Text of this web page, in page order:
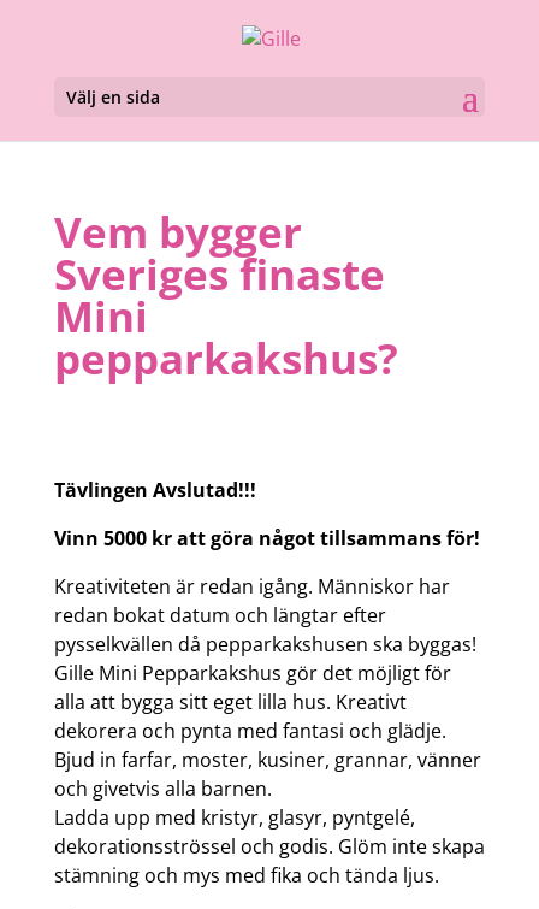
Välj en sida
Vem bygger
Sveriges finaste
Mini
pepparkakshus?
Tävlingen Avslutad!!!
Vinn 5000 kr att göra något tillsammansför!
Kreativiteten är redan igång. Människor har
redan bokat datum och längtar efter
pysselkvällen då pepparkakshusen ska byggas!
Gille Mini Pepparkakshus gör det möjligt för
alla att bygga sitt eget lilla hus. Kreativt
dekorera och pynta med fantasi och glädje.
Bjud in farfar, moster, kusiner, grannar, vänner
och givetvis alla barnen.
Ladda upp med kristyr, glasyr, pyntgelé,
dekorationsströssel och godis. Glöm inte skapa
stämning och mys med fika och tända ljus.